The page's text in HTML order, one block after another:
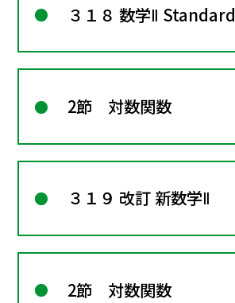
３１８ 数学Ⅱ Standard
2節 対数関数
３１９ 改訂 新数学Ⅱ
2節 対数関数